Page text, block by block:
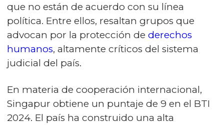
que no están de acuerdo con su línea
política. Entre ellos, resaltan grupos que
advocan por la protección de derechos
humanos, altamente críticos del sistema
judicial del país.
En materia de cooperación internacional,
Singapur obtiene un puntaje de 9 en el BTI
2024. El país ha construido una alta